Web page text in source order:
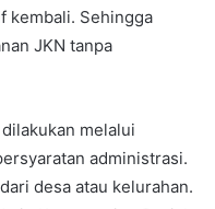
kembali. Sehingga
JKN tanpa
melalui
administrasi.
desa atau kelurahan.